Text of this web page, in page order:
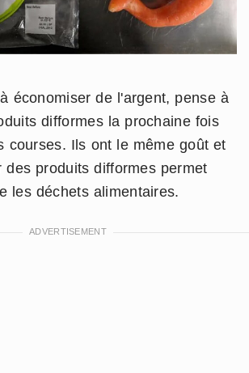
économiser de l'argent, pense à
difformes la prochaine fois
courses. Ils ont le même goût et
des produits difformes permet
les déchets alimentaires.